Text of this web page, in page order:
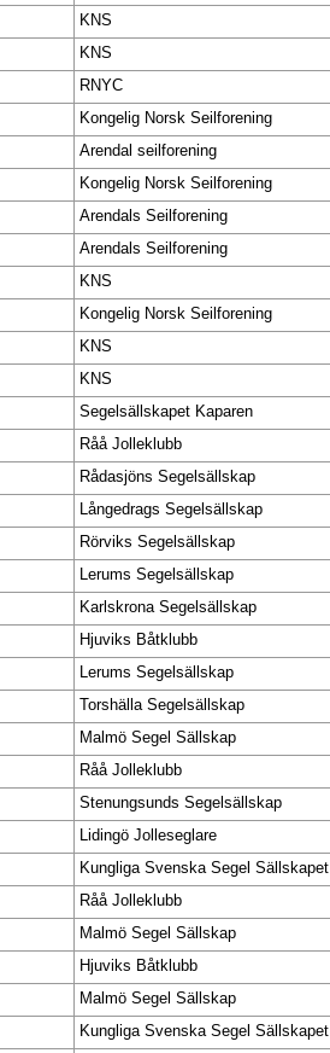
KNS
KNS
RNYC
Kongelig Norsk Seilforening
Arendal seilforening
Kongelig Norsk Seilforening
Arendals Seilforening
Arendals Seilforening
KNS
Kongelig Norsk Seilforening
KNS
KNS
Segelsällskapet Kaparen
Råå Jolleklubb
Rådasjöns Segelsällskap
Långedrags Segelsällskap
Rörviks Segelsällskap
Lerums Segelsällskap
Karlskrona Segelsällskap
Hjuviks Båtklubb
Lerums Segelsällskap
Torshälla Segelsällskap
Malmö Segel Sällskap
Råå Jolleklubb
Stenungsunds Segelsällskap
Lidingö Jolleseglare
Kungliga Svenska Segel Sällskapet
Råå Jolleklubb
Malmö Segel Sällskap
Hjuviks Båtklubb
Malmö Segel Sällskap
Kungliga Svenska Segel Sällskapet